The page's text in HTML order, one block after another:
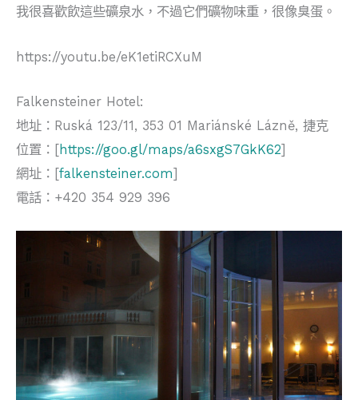
我很喜歡飲這些礦泉水，不過它們礦物味重，很像臭蛋。
https://youtu.be/eK1etiRCXuM
Falkensteiner Hotel:
地址： Ruská 123/11, 353 01 Mariánské Lázně, 捷克
位置：[https://goo.gl/maps/a6sxgS7GkK62]
網址：[falkensteiner.com]
電話：+420 354 929 396